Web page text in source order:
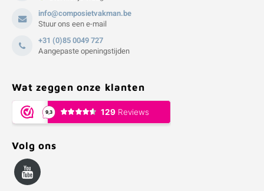
info@composietvakman.be
Stuur ons een e-mail
+31 (0)85 0049 727
Aangepaste openingstijden
Wat zeggen onze klanten
Volg ons